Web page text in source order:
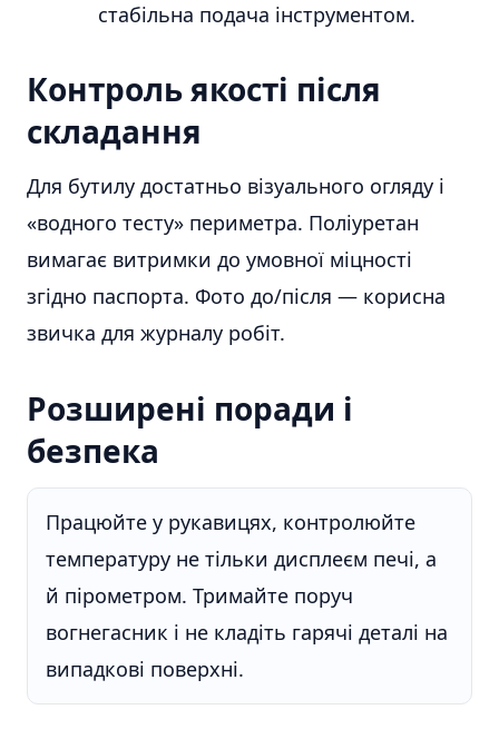
стабільна подача інструментом.
Контроль якості після
складання
Для бутилу достатньо візуального огляду і
«водного тесту» периметра. Поліуретан
вимагає витримки до умовної міцності
згідно паспорта. Фото до/після — корисна
звичка для журналу робіт.
Розширені поради і
безпека
Працюйте у рукавицях, контролюйте
температуру не тільки дисплеєм печі, а
й пірометром. Тримайте поруч
вогнегасник і не кладіть гарячі деталі на
випадкові поверхні.